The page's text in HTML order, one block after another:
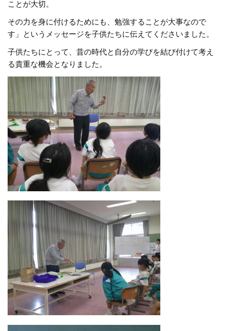
ことが大切。
その力を身に付けるためにも、勉強することが大事なので
す」というメッセージを子供たちに伝えてくださいました。
子供たちにとって、昔の時代と自分の学びを結び付けて考え
る貴重な機会となりました。